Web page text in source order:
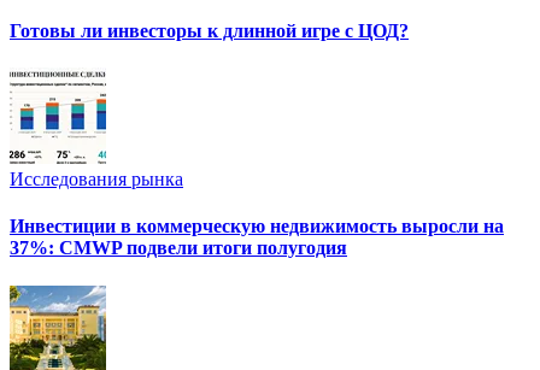
Готовы ли инвесторы к длинной игре с ЦОД?
Исследования рынка
Инвестиции в коммерческую недвижимость выросли на
37%: CMWP подвели итоги полугодия